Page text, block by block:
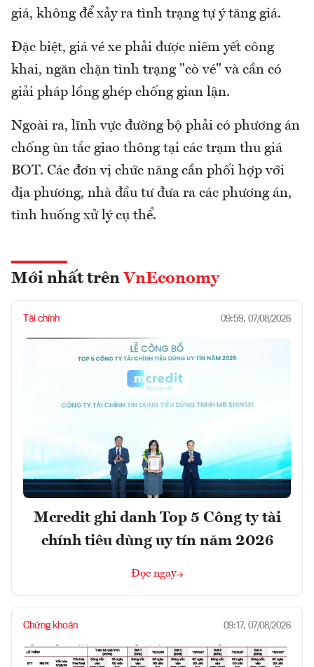
giá, không để xảy ra tình trạng tự ý tăng giá.
Đặc biệt, giá vé xe phải được niêm yết công
khai, ngăn chặn tình trạng "cò vé" và cần có
giải pháp lồng ghép chống gian lận.
Ngoài ra, lĩnh vực đường bộ phải có phương án
chống ùn tắc giao thông tại các trạm thu giá
BOT. Các đơn vị chức năng cần phối hợp với
địa phương, nhà đầu tư đưa ra các phương án,
tình huống xử lý cụ thể.
Mới nhất trên VnEconomy
Tài chính 09:59, 07/08/2026
Mcredit ghi danh Top 5 Công ty tài
chính tiêu dùng uy tín năm 2026
Đọc ngay
Chứng khoán 09:17, 07/08/2026